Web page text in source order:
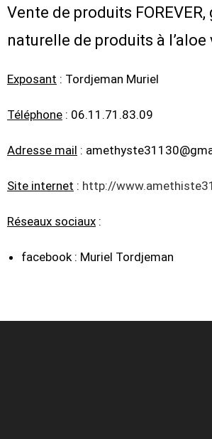
Vente de produits FOREVER,
naturelle de produits à l’aloe
Exposant : Tordjeman Muriel
Téléphone : 06.11.71.83.09
Adresse mail :
Site internet : http://
Réseaux sociaux :
facebook : Muriel Tordjeman